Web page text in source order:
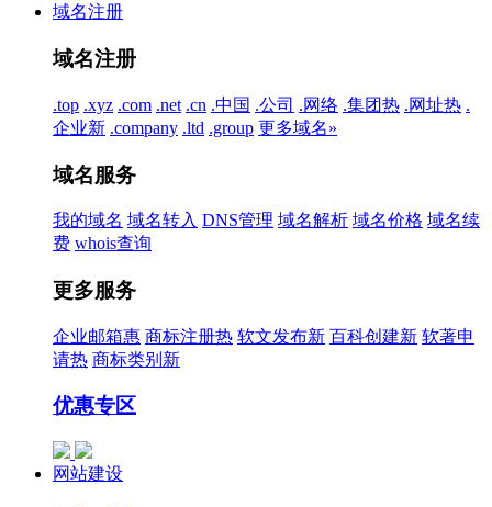
域名注册
域名注册
.top .xyz .com .net .cn .中国 .公司 .网络 .集团热 .网址热 .
企业新 .company .ltd .group 更多域名»
域名服务
我的域名 域名转入 DNS管理 域名解析 域名价格 域名续
费 whois查询
更多服务
企业邮箱惠 商标注册热 软文发布新 百科创建新 软著申
请热 商标类别 新
优惠专区
网站建设